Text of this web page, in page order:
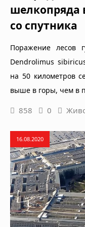
шелкопряда
со спутника
Поражение лесов
Dendrolimus
на 50 километров
выше в горы, чем в
858 0
16.08.2020